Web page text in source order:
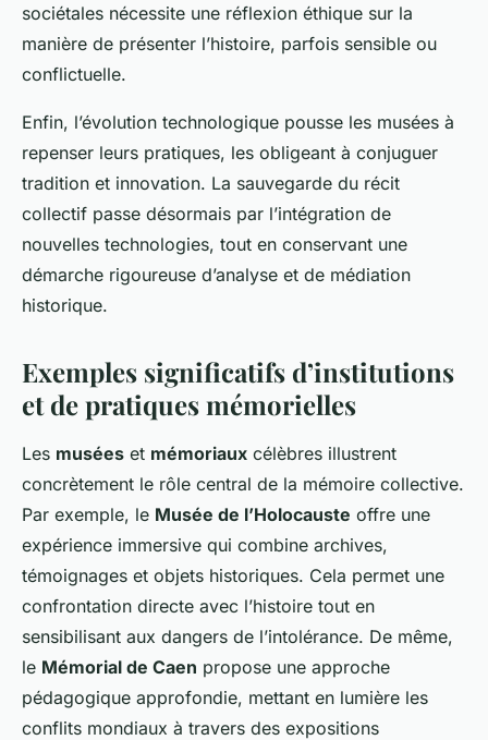
sociétales nécessite une réflexion éthique sur la
manière de présenter l’histoire, parfois sensible ou
conflictuelle.
Enfin, l’évolution technologique pousse les musées à
repenser leurs pratiques, les obligeant à conjuguer
tradition et innovation. La sauvegarde du récit
collectif passe désormais par l’intégration de
nouvelles technologies, tout en conservant une
démarche rigoureuse d’analyse et de médiation
historique.
Exemples significatifs d’institutions
et de pratiques mémorielles
Les musées et mémoriaux célèbres illustrent
concrètement le rôle central de la mémoire collective.
Par exemple, le Musée de l’Holocauste offre une
expérience immersive qui combine archives,
témoignages et objets historiques. Cela permet une
confrontation directe avec l’histoire tout en
sensibilisant aux dangers de l’intolérance. De même,
le Mémorial de Caen propose une approche
pédagogique approfondie, mettant en lumière les
conflits mondiaux à travers des expositions